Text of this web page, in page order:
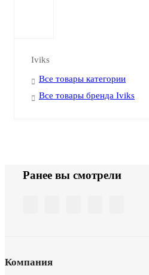
Iviks
Все товары категории
Все товары бренда Iviks
Ранее вы смотрели
Компания